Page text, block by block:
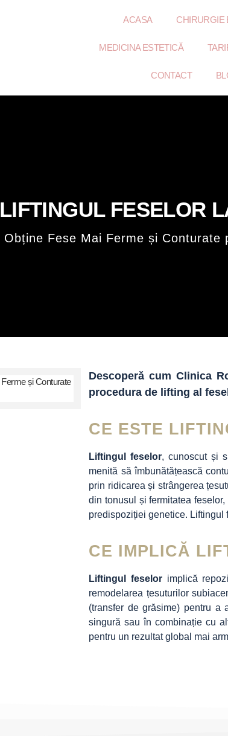
ACASA CHIRURGIE
MEDICINA ESTETICĂ
CONTACT
LIFTINGUL FESELOR
Obține Fese Mai Ferme și Conturate
Descoperă cum Clinica
procedura de lifting al
CE ESTE
Liftingul feselor, cunoscut și
menită să îmbunătățească
prin ridicarea și strângerea
din tonusul și fermitatea
predispoziției genetice. Liftingul
CE IMPLICĂ
Liftingul feselorimplică
remodelarea țesuturilor
(transfer de grăsime) pentru a
singură sau în combinație cu
pentru un rezultat global mai